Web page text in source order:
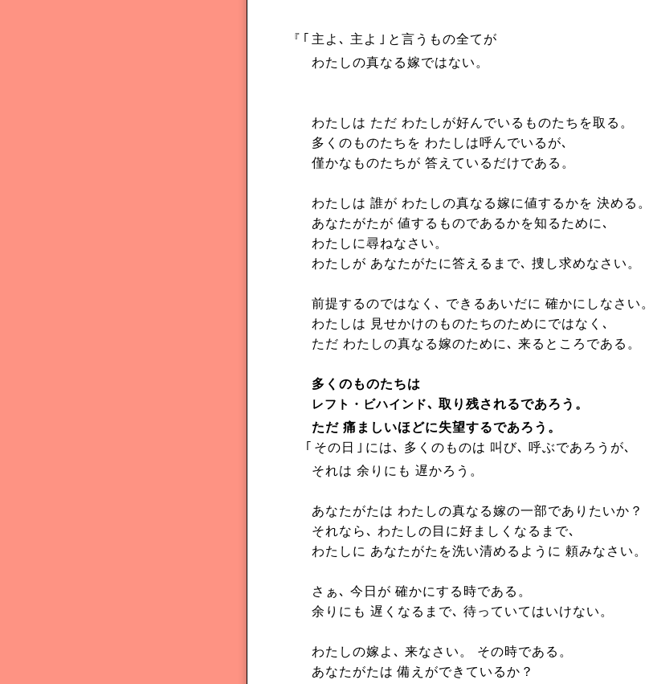
『｢ 主よ､ 主よ ｣ と言うもの全てが
わたしの真なる嫁ではない。
わたしは ただ わたしが好んでいるものたちを取る。
多くのものたちを わたしは呼んでいるが､
僅かなものたちが 答えているだけである。
わたしは 誰が わたしの真なる嫁に値するかを 決める。
あなたがたが 値するものであるかを知るために､
わたしに尋ねなさい。
わたしが あなたがたに答えるまで､ 捜し求めなさい。
前提するのではなく､ できるあいだに 確かにしなさい。
わたしは 見せかけのものたちのためにではなく､
ただ わたしの真なる嫁のために､ 来るところである。
多くのものたちは
レフト・ビハインド､ 取り残されるであろう。
ただ 痛ましいほどに失望するであろう。
｢ その日 ｣ には､ 多くのものは 叫び､ 呼ぶであろうが､
それは 余りにも 遅かろう。
あなたがたは わたしの真なる嫁の一部でありたいか？
それなら､ わたしの目に好ましくなるまで､
わたしに あなたがたを洗い清めるように 頼みなさい。
さぁ､ 今日が 確かにする時である。
余りにも 遅くなるまで､ 待っていてはいけない。
わたしの嫁よ､ 来なさい。 その時である。
あなたがたは 備えができているか？